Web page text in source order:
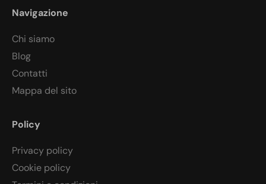
Navigazione
Chi siamo
Blog
Contatti
Mappa del sito
Policy
Privacy policy
Cookie policy